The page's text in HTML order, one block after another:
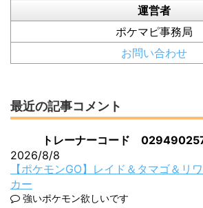
運営者
ポケマピ事務局
お問い合わせ
最近の記事コメント
トレーナーコード
2026/8/8
【ポケモンGO】レイド＆タマゴ＆リ
カー
強いポケモン欲しいです